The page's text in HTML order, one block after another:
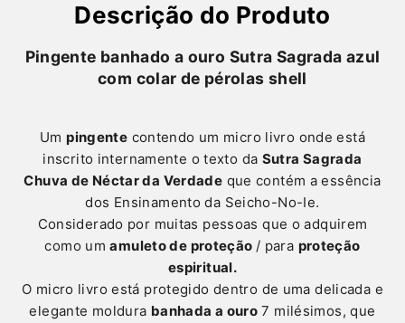
Descrição do Produto
Pingente banhado a ouro Sutra Sagrada azul
com colar de pérolas shell
Um pingente contendo um micro livro onde está
inscrito internamente o texto da Sutra Sagrada
Chuva de Néctar da Verdade que contém a essência
dos Ensinamento da Seicho-No-Ie.
Considerado por muitas pessoas que o adquirem
como umamuleto de proteção / para proteção
espiritual.
O micro livro está protegido dentro de uma delicada e
elegante moldura banhada a ouro 7 milésimos, que